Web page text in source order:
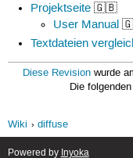
Projektseite 🇬🇧
User Manual
Textdateien
Diese Revision wurde
Die
Wiki
diffuse
Powered by Inyoka